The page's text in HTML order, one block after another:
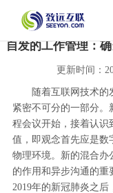
首页>了解致远>新闻中心
自发的工作管理：
更新时间：
随着互联网技术的
紧密不可分的一部分。
程会议开始，接着认识
值，即观念首先应是数
物理环境。新的混合办
的作用和异步沟通的重
2019年的新冠肺炎之